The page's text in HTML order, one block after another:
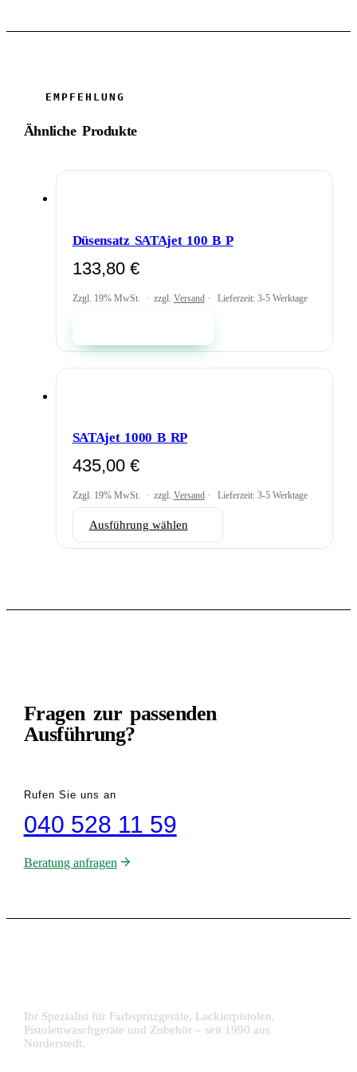
Ähnliche Produkte
Düsensatz SATAjet 100 B P
133,80 €
Zzgl. 19% MwSt. zzgl. Versand Lieferzeit: 3-5 Werktage
SATAjet 1000 B RP
435,00 €
Zzgl. 19% MwSt. zzgl. Versand Lieferzeit: 3-5 Werktage
Ausführung wählen
Produkt
weist
Die
Fragen zur passenden
Ausführung?
Rufen Sie uns an
040 528 11 59
Beratung anfragen
Ihr Spezialist für Farbspritzgeräte, Lackierpistolen,
Pistolenwaschgeräte und Zubehör – seit 1990 aus
Norderstedt.